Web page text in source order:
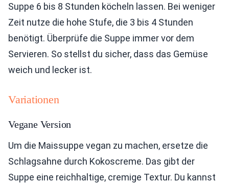
Suppe 6 bis 8 Stunden köcheln lassen. Bei weniger
Zeit nutze die hohe Stufe, die 3 bis 4 Stunden
benötigt. Überprüfe die Suppe immer vor dem
Servieren. So stellst du sicher, dass das Gemüse
weich und lecker ist.
Variationen
Vegane Version
Um die Maissuppe vegan zu machen, ersetze die
Schlagsahne durch Kokoscreme. Das gibt der
Suppe eine reichhaltige, cremige Textur. Du kannst